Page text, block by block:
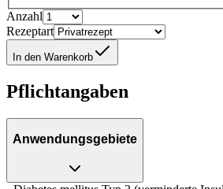
Anzahl
Rezeptart
In den Warenkorb
Pflichtangaben
Anwendungsgebiete